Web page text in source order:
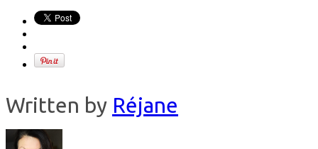
Written by Réjane